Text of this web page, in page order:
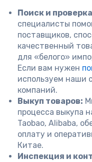
Поиск и
специалисты
поставщиков,
качественный
для «белого»
Если вам нужен
используем наши
компаний.
Выкуп товаров:
процесса выкупа
Taobao, Alibaba,
оплату и
Китае.
Инспекция и